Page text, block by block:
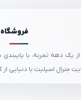
فروشگاه
اسپلیت با دنیایی